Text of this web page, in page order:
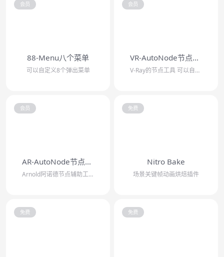
会员
88-Menu八个菜单
可以自定义8个弹出菜单
会员
VR-AutoNode节点工具
V-Ray的节点工具 可以自动连接PBR贴图/自动批量添加置换贴图/批量添加混合...
会员
AR-AutoNode节点工具
Arnold阿诺德节点辅助工具 自动连接PBR贴图/自动插入常用节点/自动连接指...
免费
Nitro Bake
场景关键帧动画烘焙插件
免费 免费